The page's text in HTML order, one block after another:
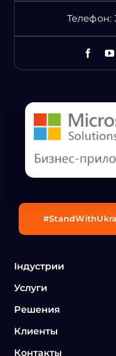
Телефон:
Індустрии
Услуги
Решения
Клиенты
Контакты